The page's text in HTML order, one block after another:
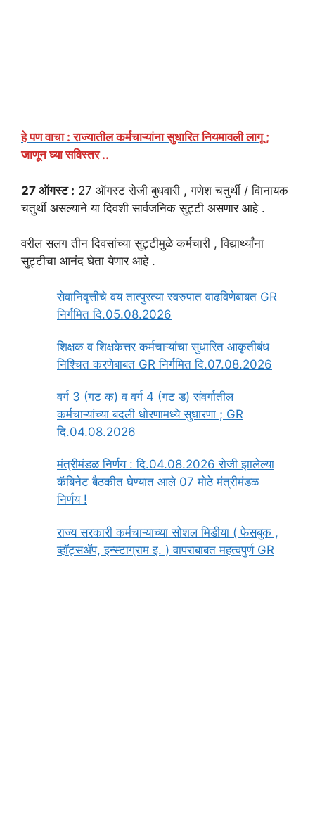
हे पण वाचा : राज्यातील कर्मचाऱ्यांना सुधारित नियमावली लागू ;
जाणून घ्या सविस्तर ..
27 ऑगस्ट : 27 ऑगस्ट रोजी बुधवारी , गणेश चतुर्थी / विानायक
चतुर्थी असल्याने या दिवशी सार्वजनिक सुट्टी असणार आहे .
वरील सलग तीन दिवसांच्या सुट्टीमुळे कर्मचारी , विद्यार्थ्यांना
सुट्टीचा आनंद घेता येणार आहे .
सेवानिवृत्तीचे वय तात्पुरत्या स्वरुपात वाढविणेबाबत GR
निर्गमित दि.05.08.2026
‍शिक्षक व शिक्षकेत्तर कर्मचाऱ्यांचा सुधारित आकृतीबंध
निश्चित करणेबाबत GR निर्गमित दि.07.08.2026
वर्ग 3 (गट क) व वर्ग 4 (गट ड) संवर्गातील
कर्मचाऱ्यांच्या बदली धोरणामध्ये सुधारणा ; GR
दि.04.08.2026
मंत्रीमंडळ निर्णय : दि.04.08.2026 रोजी झालेल्या
कॅबिनेट बैठकीत घेण्यात आले 07 मोठे मंत्रीमंडळ
निर्णय !
राज्य सरकारी कर्मचाऱ्याच्या सोशल मिडीया ( फेसबुक ,
व्हॉट्सॲप, इन्स्टाग्राम इ. ) वापराबाबत महत्वपुर्ण GR